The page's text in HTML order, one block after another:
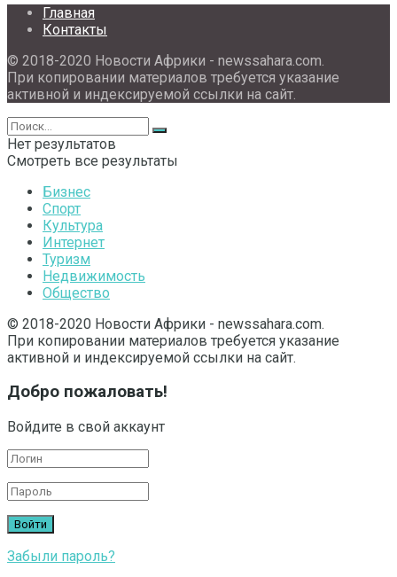
Главная
Контакты
© 2018-2020 Новости Африки - newssahara.com.
При копировании материалов требуется указание
активной и индексируемой ссылки на сайт.
Нет результатов
Смотреть все результаты
Бизнес
Спорт
Культура
Интернет
Туризм
Недвижимость
Общество
© 2018-2020 Новости Африки - newssahara.com.
При копировании материалов требуется указание
активной и индексируемой ссылки на сайт.
Добро пожаловать!
Войдите в свой аккаунт
Забыли пароль?